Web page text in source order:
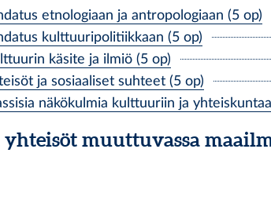
etnologiaan ja antropologiaan (5 op)
kulttuuripolitiikkaan (5 op)
käsite ja ilmiö (5 op)
ja sosiaaliset suhteet (5 op)
näkökulmia kulttuuriin ja
muuttuvassa